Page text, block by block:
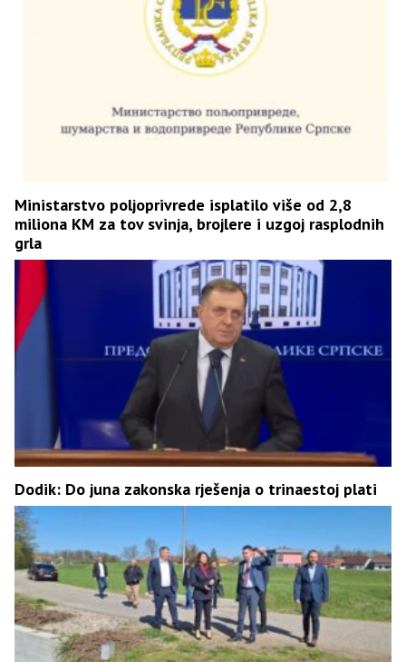
Ministarstvo poljoprivrede isplatilo više od 2,8
miliona KM za tov svinja, brojlere i uzgoj rasplodnih
grla
Dodik: Do juna zakonska rješenja o trinaestoj plati